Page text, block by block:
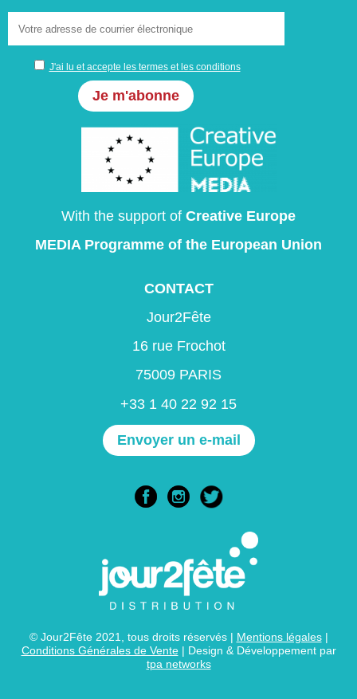
J'ai lu et accepte les termes et les conditions
With the support of Creative Europe
MEDIA Programme of the European Union
CONTACT
Jour2Fête
16 rue Frochot
75009 PARIS
+33 1 40 22 92 15
Envoyer un e-mail
© Jour2Fête 2021, tous droits réservés | Mentions légales|
Conditions Générales de Vente| Design & Développement par
tpa networks